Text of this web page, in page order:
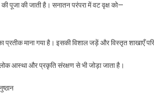
पूजा की जाती है। सनातन परंपरा में वट वृक्ष को—
प्रतीक माना गया है। इसकी विशाल जड़ें और विस्तृत शाखाएँ
आस्था और प्रकृति संरक्षण से भी जोड़ा जाता है।